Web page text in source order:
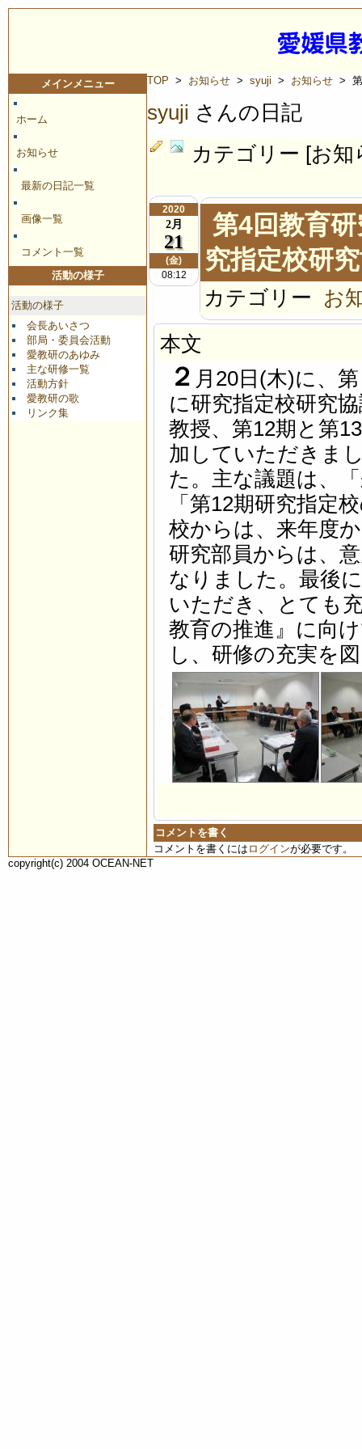
メインメニュー
ホーム
お知らせ
最新の日記一覧
画像一覧
コメント一覧
活動の様子
活動の様子
会長あいさつ
部局・委員会活動
愛教研のあゆみ
主な研修一覧
活動方針
愛教研の歌
リンク集
TOP > お知らせ > syuji > お知らせ > 第
syuji さんの日記
カテゴリー [お
2020
2月
21
(金)
08:12
第4回教育
究指定校研
カテゴリー お
本文
２ 月20日(木)に、
に研究指定校研究
教授、第12期と第
加していただきま
た。主な議題は、
「第12期研究指定
校からは、来年度
研究部員からは、
なりました。最後
いただき、とても
教育の推進』に向
し、研修の充実を
コメントを書く
コメントを書くには ログインが必要です。
copyright(c) 2004 OCEAN-NET